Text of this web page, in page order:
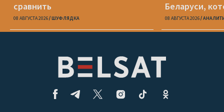
сравнить
08 АВГУСТА 2026 ШУФЛЯДКА
Беларуси,
08 АВГУСТА 2026